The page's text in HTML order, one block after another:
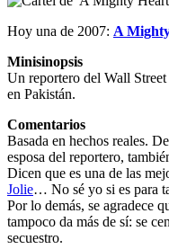
Hoy una de 2007: A
Minisinopsis
Un reportero del Wall Street
en Pakistán.
Comentarios
Basada en hechos reales.
esposa del reportero,
Dicen que es una de las
Jolie… No sé yo si es para
Por lo demás, se agradece
tampoco da más de sí: se
secuestro.